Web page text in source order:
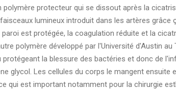
protecteur qui se dissout après la
lumineux introduit dans les artères grâce
est protégée, la coagulation réduite et la
polymère développé par l'Université d'Austin au
la blessure des bactéries et donc de
glycol. Les cellules du corps le mangent ensuite
qui est important notamment pour la chirurgie